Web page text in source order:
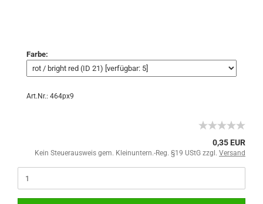
Farbe:
Art.Nr.: 464px9
0,35 EUR
Kein Steuerausweis gem. Kleinuntern.-Reg. §19 UStG zzgl. Versand